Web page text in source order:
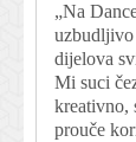
„Na
dijelova
Mi suci
kreativno,
prouče